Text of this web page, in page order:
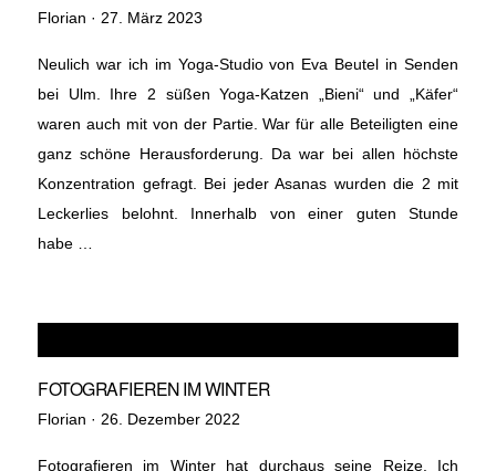
Florian · Veröffentlicht
27. März 2023
Neulich war ich im Yoga-Studio von Eva Beutel in Senden
bei Ulm. Ihre 2 süßen Yoga-Katzen „Bieni“ und „Käfer“
waren auch mit von der Partie. War für alle Beteiligten eine
ganz schöne Herausforderung. Da war bei allen höchste
Konzentration gefragt. Bei jeder Asanas wurden die 2 mit
Leckerlies belohnt. Innerhalb von einer guten Stunde
habe …
FOTOGRAFIEREN IM WINTER
Florian · Veröffentlicht
26. Dezember 2022
Fotografieren im Winter hat durchaus seine Reize. Ich